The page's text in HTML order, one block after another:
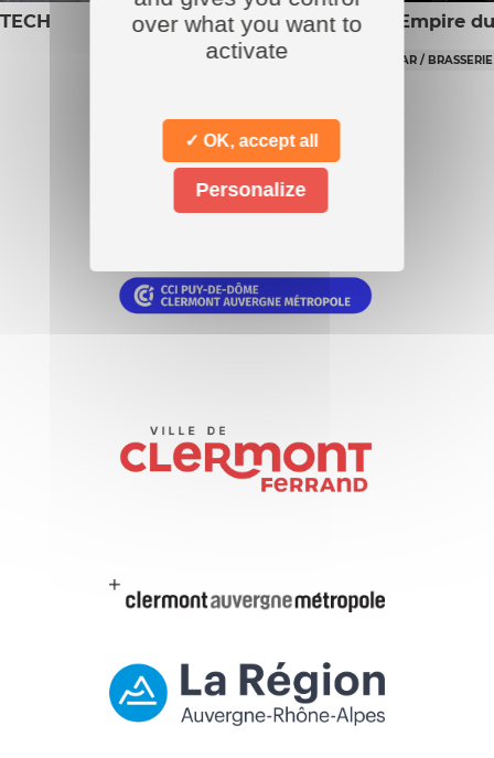
over what you want to
activate
✓ OK, accept all
Personalize
L’Empire
BAR / BRASSERIE
Nospartenaires